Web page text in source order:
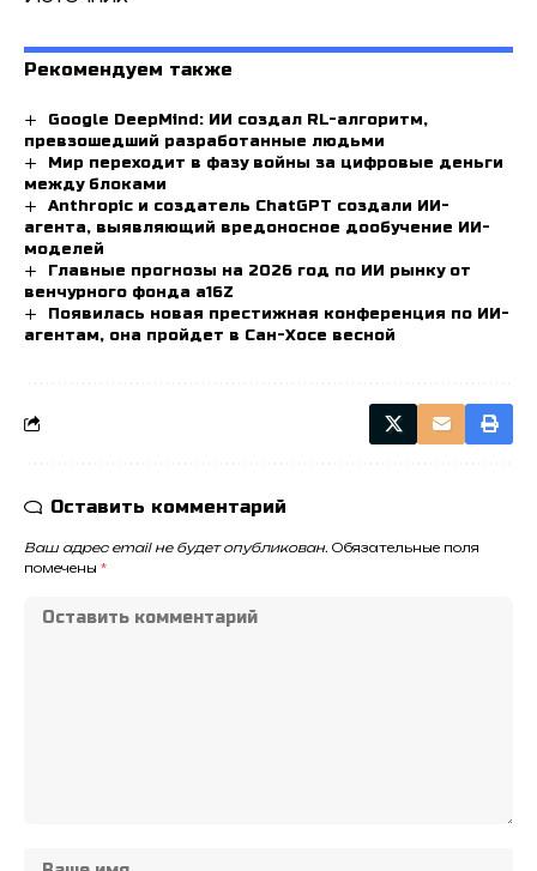
Рекомендуем также
Google DeepMind: ИИ создал RL-алгоритм,
превзошедший разработанные людьми
Мир переходит в фазу войны за цифровые деньги
между блоками
Anthropic и создатель ChatGPT создали ИИ-
агента, выявляющий вредоносное дообучение ИИ-
моделей
Главные прогнозы на 2026 год по ИИ рынку от
венчурного фонда a16Z
Появилась новая престижная конференция по ИИ-
агентам, она пройдет в Сан-Хосе весной
Оставить комментарий
Ваш адрес email не будет опубликован. Обязательные поля
помечены *